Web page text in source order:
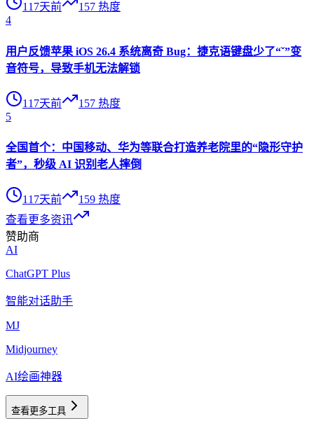
117天前 157 热度
4
用户反馈苹果 iOS 26.4 系统离奇 Bug：捷克语键盘少了“ˇ”变
音符号，导致手机无法解锁
117天前 157 热度
5
全国首个：中国移动、华为等联合打造养老院里的“隐形守护
者”，秒级 AI 识别老人摔倒
117天前 159 热度
查看更多资讯
赞助商
AI
ChatGPT Plus
智能对话助手
MJ
Midjourney
AI绘画神器
查看更多工具